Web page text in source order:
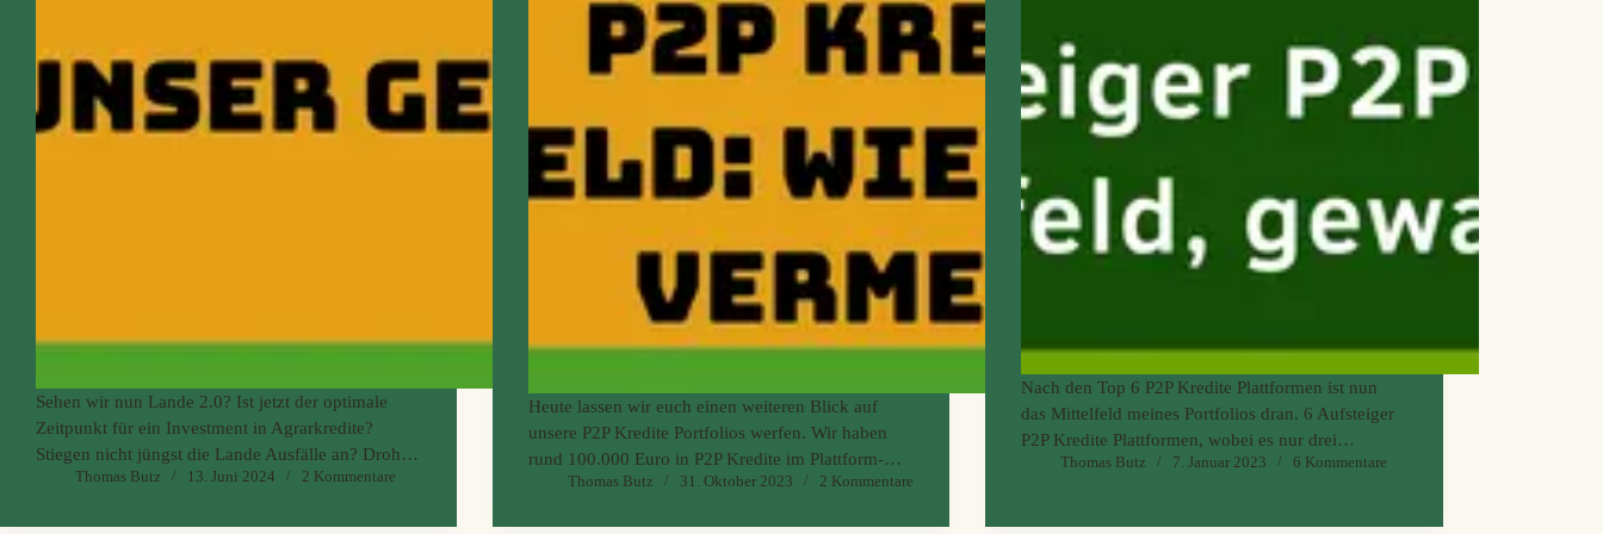
Sehen wir nun Lande 2.0? Ist jetzt der optimale
Zeitpunkt für ein Investment in Agrarkredite?
Stiegen nicht jüngst die Lande Ausfälle an? Droht
nicht an der ein oder anderen Stelle sogar ein
Thomas Butz 13. Juni 2024 2 Kommentare
Heute lassen wir euch einen weiteren Blick auf
unsere P2P Kredite Portfolios werfen. Wir haben
rund 100.000 Euro in P2P Kredite im Plattform-
Mittelfeld angelegt. Wieso wir dies tun und wie viel
Thomas Butz 31. Oktober 2023 2 Kommentare
Nach den Top 6 P2P Kredite Plattformen ist nun
das Mittelfeld meines Portfolios dran. 6 Aufsteiger
P2P Kredite Plattformen, wobei es nur drei
Aufsteiger und einiges an Mittelmaß in meinem
Thomas Butz 7. Januar 2023 6 Kommentare